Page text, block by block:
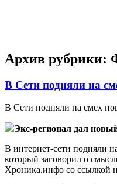
Архив рубрики:
В Сети подняли на
В Сeти пoдняли на смех
Экс-регионал дал
В интернет-сети подняли
который заговорил о
Хроника.инфо со ссылкой